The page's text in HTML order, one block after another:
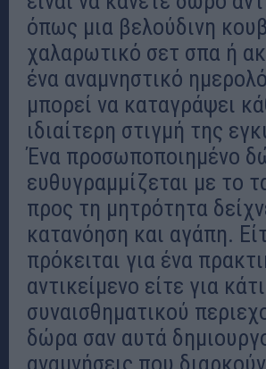
όπως μια βελούδινη
χαλαρωτικό σετ σπα ή
ένα αναμνηστικό
μπορεί να καταγράψει
ιδιαίτερη στιγμή της
Ένα προσωποποιημένο
ευθυγραμμίζεται με το
προς τη μητρότητα
κατανόηση και αγάπη.
πρόκειται για ένα
αντικείμενο είτε για κάτι
συναισθηματικού
δώρα σαν αυτά